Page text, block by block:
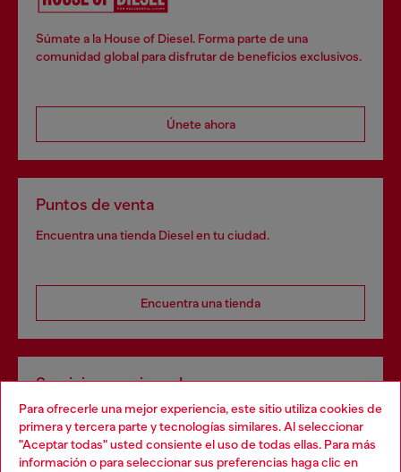
Para ofrecerle una mejor experiencia, este sitio utiliza cookies de
primera y tercera parte y tecnologías similares. Al seleccionar
"Aceptar todas" usted consiente el uso de todas ellas. Para más
información o para seleccionar sus preferencias haga clic en
Súmate a la House of Diesel. Forma parte de una
comunidad global para disfrutar de beneficios exclusivos.
Únete ahora
Puntos de venta
Encuentra una tienda Diesel en tu ciudad.
Encuentra una tienda
Servicios omnicanal
Descubre todos nuestros servicios, tanto en línea como
en la tienda.
Choose your location